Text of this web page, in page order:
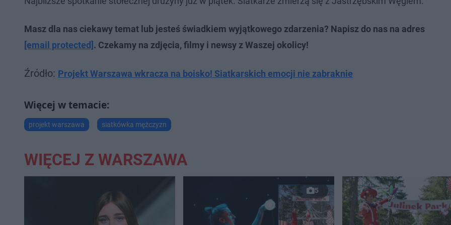
Masz dla nas ciekawy temat lub jesteś świadkiem wyjątkowego zdarzenia? Napisz do nas na adres
[email protected] . Czekamy na zdjęcia, filmy i newsy z Waszej okolicy!
Źródło: Projekt Warszawa wkracza na boisko! Siatkarskich emocji nie zabraknie
projekt warszawa siatkówka mężczyzn
WIĘCEJ Z WARSZAWA
5